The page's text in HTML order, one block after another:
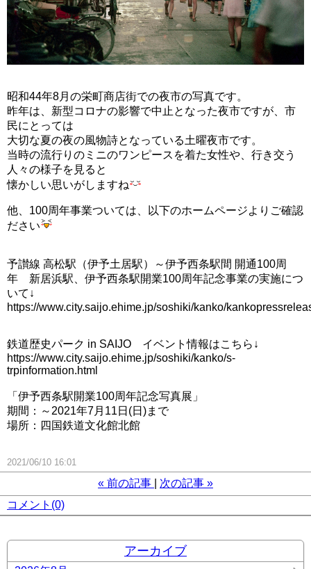
昭和44年8月の栄町商店街での夜市の写真です。
昨年は、新型コロナの影響で中止となった夜市ですが、市
民にとっては
大切な夏の夜の風物詩となっている土曜夜市です。
当時の流行りのミニのワンピースを着た女性や、行き交う
人々の様子を見ると
懐かしい思いがしますね
他、100周年事業ついては、以下のホームページよりご確認
ださい
予讃線 高松駅（伊予土居駅）～伊予西条駅間 開通100周
年 新居浜駅、伊予西条駅開業100周年記念事業の実施につ
いて↓
https://www.city.saijo.ehime.jp/soshiki/kanko/
鉄道歴史パーク in SAIJO イベント情報はこちら↓
https://www.city.saijo.ehime.jp/soshiki/kanko/s-
trpinformation.html
「伊予西条駅開業100周年記念写真展」
期間：～2021年7月11日(日)まで
場所：四国鉄道文化館北館
2021/06/10 16:01
« 前の記事 次の記事 »
コメント(0)
アーカイブ